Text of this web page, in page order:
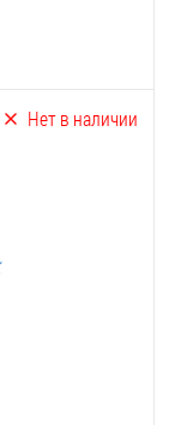
Нет в наличии